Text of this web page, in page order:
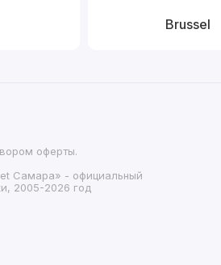
Brussel
оферты.
Самара» - официальный
2005-2026 год